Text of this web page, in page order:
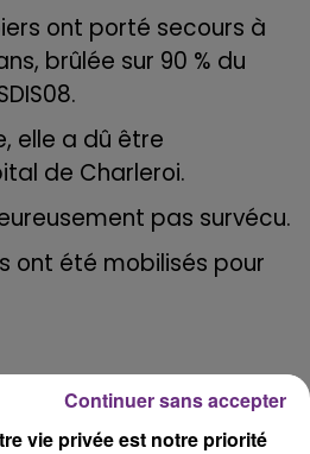
ont porté secours à
brûlée sur 90 % du
elle a dû être
de Charleroi.
pas survécu.
ont été mobilisés pour
vie privée est notre priorité
Continuer sans accepter